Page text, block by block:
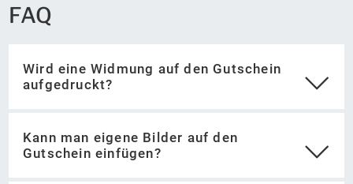
FAQ
Wird eine Widmung auf den Gutschein
aufgedruckt?
Kann man eigene Bilder auf den
Gutschein einfügen?